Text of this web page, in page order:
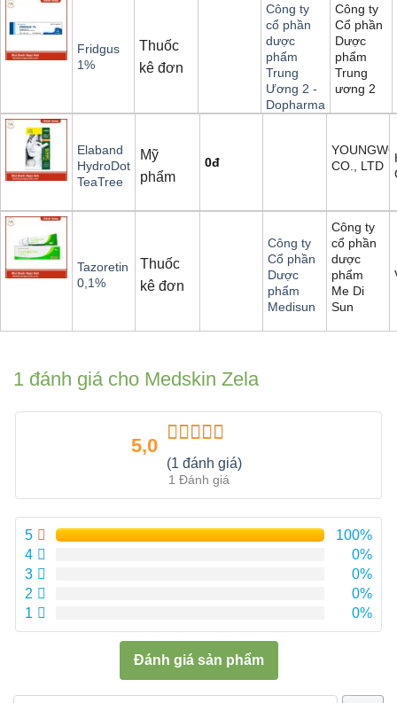
Fridgus
1%
Thuốc
kê đơn
Công ty
cổ phần
dược
phẩm
Trung
Ương 2 -
Dopharma
Công ty
Cổ phần
Dược
phẩm
Trung
ương 2
Elaband
HydroDot
TeaTree
Mỹ
phẩm
0đ
CO., LTD
Tazoretin
0,1%
Thuốc
kê đơn
Công ty
Cổ phần
Dược
phẩm
Medisun
Công ty
cổ phần
dược
phẩm
Me Di
Sun
1 đánh giá cho Medskin Zela
5,0
Được xếp
hạng 5.00
sao
(1 đánh giá)
1 Đánh giá
5
100%
4
0%
3
0%
2
0%
1
0%
Đánh giá sản phẩm